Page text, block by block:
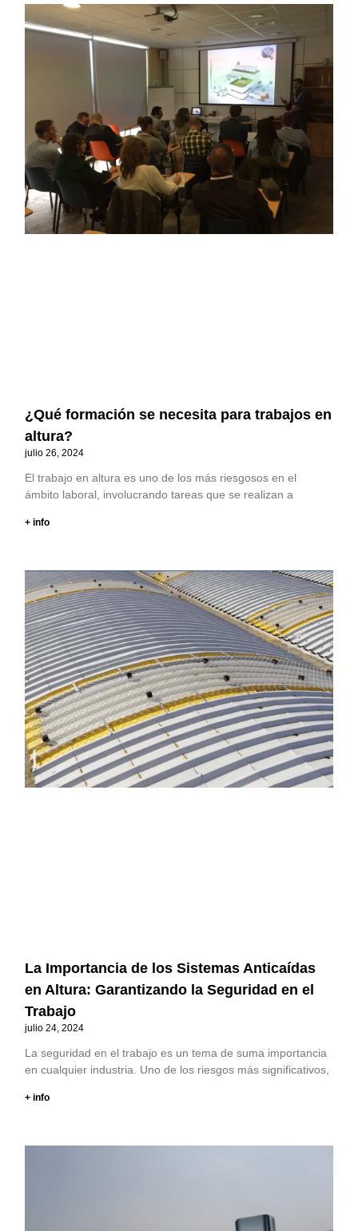
¿Qué formación se necesita para trabajos en
altura?
julio 26, 2024
El trabajo en altura es uno de los más riesgosos en el
ámbito laboral, involucrando tareas que se realizan a
+ info
La Importancia de los Sistemas Anticaídas
en Altura: Garantizando la Seguridad en el
Trabajo
julio 24, 2024
La seguridad en el trabajo es un tema de suma importancia
en cualquier industria. Uno de los riesgos más significativos,
+ info